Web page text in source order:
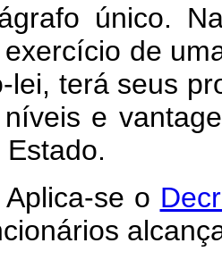
único. Na
de
lei, terá seus
e
Aplica-se o